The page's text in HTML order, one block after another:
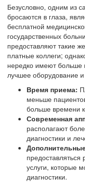
Безусловно, одним из
бросаются в глаза,
бесплатной
государственных
предоставляют такие
платные коллеги;
нередко имеют
лучшее оборудование
Время приема:
меньше
больше времени
Современная
располагают
диагностики и
услуги, которые
диагностики.